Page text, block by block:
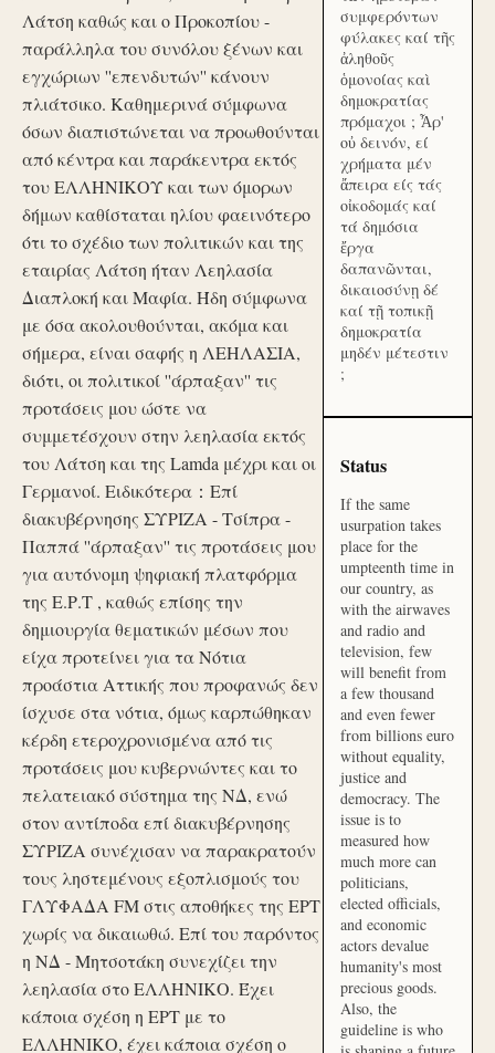
Λάτση καθώς και ο Προκοπίου -
παράλληλα του συνόλου ξένων και
εγχώριων ''επενδυτών'' κάνουν
πλιάτσικο. Καθημερινά σύμφωνα
όσων διαπιστώνεται να προωθούνται
από κέντρα και παράκεντρα εκτός
του ΕΛΛΗΝΙΚΟΥ και των όμορων
δήμων καθίσταται ηλίου φαεινότερο
ότι το σχέδιο των πολιτικών και της
εταιρίας Λάτση ήταν Λεηλασία
Διαπλοκή και Μαφία. Ήδη σύμφωνα
με όσα ακολουθούνται, ακόμα και
σήμερα, είναι σαφής η ΛΕΗΛΑΣΙΑ,
διότι, οι πολιτικοί ''άρπαξαν'' τις
προτάσεις μου ώστε να
συμμετέσχουν στην λεηλασία εκτός
του Λάτση και της Lamda μέχρι και οι
Γερμανοί. Ειδικότερα：Επί
διακυβέρνησης ΣΥΡΙΖΑ - Τσίπρα -
Παππά ''άρπαξαν'' τις προτάσεις μου
για αυτόνομη ψηφιακή πλατφόρμα
της Ε.Ρ.Τ , καθώς επίσης την
δημιουργία θεματικών μέσων που
είχα προτείνει για τα Νότια
προάστια Αττικής που προφανώς δεν
ίσχυσε στα νότια, όμως καρπώθηκαν
κέρδη ετεροχρονισμένα από τις
προτάσεις μου κυβερνώντες και το
πελατειακό σύστημα της ΝΔ, ενώ
στον αντίποδα επί διακυβέρνησης
ΣΥΡΙΖΑ συνέχισαν να παρακρατούν
τους ληστεμένους εξοπλισμούς του
ΓΛΥΦΑΔΑ FM στις αποθήκες της ΕΡΤ
χωρίς να δικαιωθώ. Επί του παρόντος
η ΝΔ - Μητσοτάκη συνεχίζει την
λεηλασία στο ΕΛΛΗΝΙΚΟ. Έχει
κάποια σχέση η ΕΡΤ με το
ΕΛΛΗΝΙΚΟ, έχει κάποια σχέση ο
συμφερόντων
φύλακες καί τῆς
ἀληθοῦς
ὁμονοίας καὶ
δημοκρατίας
πρόμαχοι ; Ἆρ'
οὐ δεινόν, εί
χρήματα μέν
ἄπειρα είς τάς
οἰκοδομάς καί
τά δημόσια
ἔργα
δαπανῶνται,
δικαιοσύνῃ δέ
καί τῇ τοπικῇ
δημοκρατία
μηδέν μέτεστιν
;
Status
If the same
usurpation takes
place for the
umpteenth time in
our country, as
with the airwaves
and radio and
television, few
will benefit from
a few thousand
and even fewer
from billions euro
without equality,
justice and
democracy. The
issue is to
measured how
much more can
politicians,
elected officials,
and economic
actors devalue
humanity's most
precious goods.
Also, the
guideline is who